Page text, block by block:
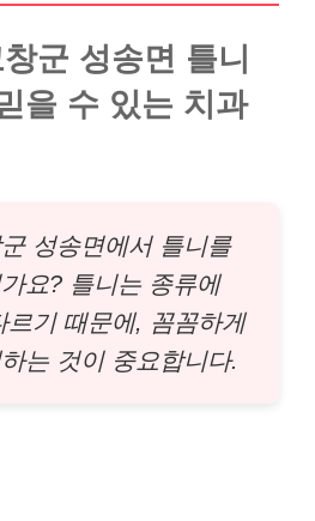
군 성송면 틀니
을 수 있는 치과
성송면에서 틀니를
요? 틀니는 종류에
르기 때문에, 꼼꼼하게
는 것이 중요합니다.